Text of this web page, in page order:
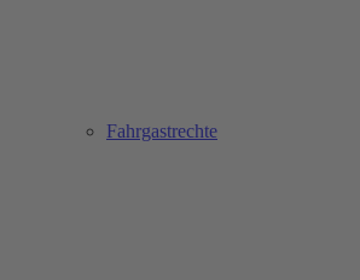
Fahrgastrechte